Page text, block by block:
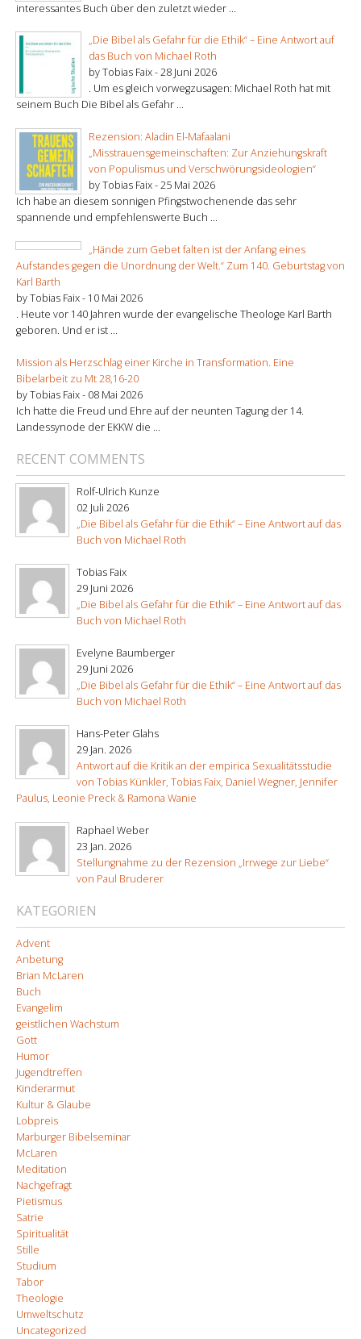
interessantes Buch über den zuletzt wieder ...
„Die Bibel als Gefahr für die Ethik“ – Eine Antwort auf
das Buch von Michael Roth
by Tobias Faix -28 Juni 2026
. Um es gleich vorwegzusagen: Michael Roth hat mit
seinem Buch Die Bibel als Gefahr ...
Rezension: Aladin El-Mafaalani
„Misstrauensgemeinschaften: Zur Anziehungskraft
von Populismus und Verschwörungsideologien“
by Tobias Faix -25 Mai 2026
Ich habe an diesem sonnigen Pfingstwochenende das sehr
spannende und empfehlenswerte Buch ...
„Hände zum Gebet falten ist der Anfang eines
Aufstandes gegen die Unordnung der Welt.“ Zum 140. Geburtstag von
Karl Barth
by Tobias Faix - 10 Mai 2026
. Heute vor 140 Jahren wurde der evangelische Theologe Karl Barth
geboren. Und er ist ...
Mission als Herzschlag einer Kirche in Transformation. Eine
Bibelarbeit zu Mt 28,16-20
by Tobias Faix - 08 Mai 2026
Ich hatte die Freud und Ehre auf der neunten Tagung der 14.
Landessynode der EKKW die ...
RECENT COMMENTS
Rolf-Ulrich Kunze
02 Juli 2026
„Die Bibel als Gefahr für die Ethik“ – Eine Antwort auf das
Buch von Michael Roth
Tobias Faix
29 Juni 2026
„Die Bibel als Gefahr für die Ethik“ – Eine Antwort auf das
Buch von Michael Roth
Evelyne Baumberger
29 Juni 2026
„Die Bibel als Gefahr für die Ethik“ – Eine Antwort auf das
Buch von Michael Roth
Hans-Peter Glahs
29 Jan. 2026
Antwort auf die Kritik an der empirica Sexualitätsstudie
von Tobias Künkler, Tobias Faix, Daniel Wegner, Jennifer
Paulus, Leonie Preck & Ramona Wanie
Raphael Weber
23 Jan. 2026
Stellungnahme zu der Rezension „Irrwege zur Liebe“
von Paul Bruderer
KATEGORIEN
Advent
Anbetung
Brian McLaren
Buch
Evangelim
geistlichen Wachstum
Gott
Humor
Jugendtreffen
Kinderarmut
Kultur & Glaube
Lobpreis
Marburger Bibelseminar
McLaren
Meditation
Nachgefragt
Pietismus
Satrie
Spiritualität
Stille
Studium
Tabor
Theologie
Umweltschutz
Uncategorized